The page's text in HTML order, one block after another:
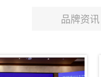
品牌资讯